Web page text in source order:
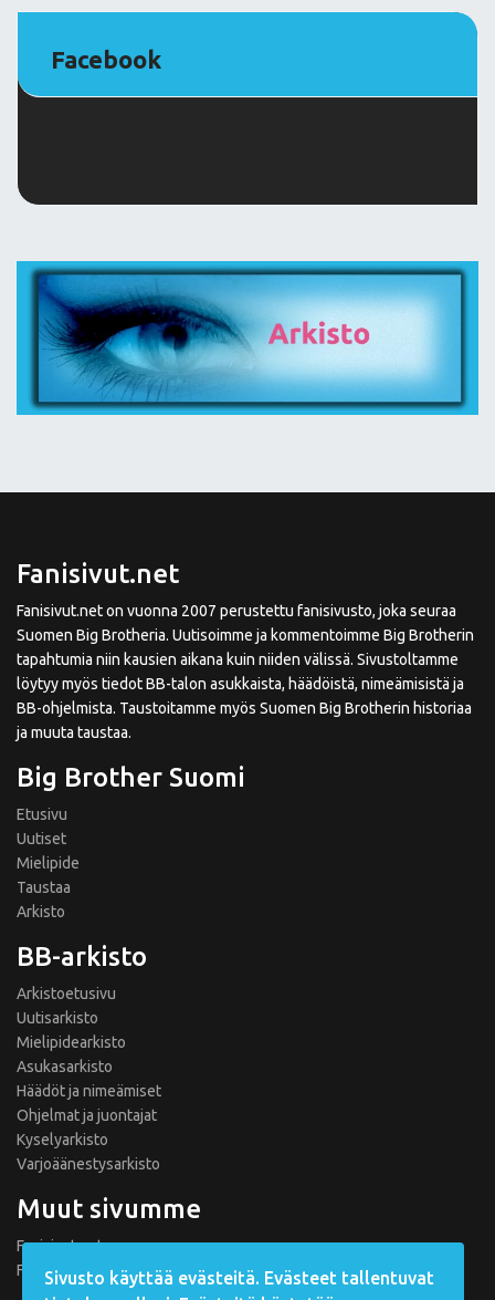
Facebook
Fanisivut.net
Fanisivut.net on vuonna 2007 perustettu fanisivusto, joka seuraa
Suomen Big Brotheria. Uutisoimme ja kommentoimme Big Brotherin
tapahtumia niin kausien aikana kuin niiden välissä. Sivustoltamme
löytyy myös tiedot BB-talon asukkaista, häädöistä, nimeämisistä ja
BB-ohjelmista. Taustoitamme myös Suomen Big Brotherin historiaa
ja muuta taustaa.
Big Brother Suomi
Etusivu
Uutiset
Mielipide
Taustaa
Arkisto
BB-arkisto
Arkistoetusivu
Uutisarkisto
Mielipidearkisto
Asukasarkisto
Häädöt ja nimeämiset
Ohjelmat ja juontajat
Kyselyarkisto
Varjoäänestysarkisto
Muut sivumme
Fanisivut.net
Formula 1 Fanisivut
Sivusto käyttää evästeitä. Evästeet tallentuvat